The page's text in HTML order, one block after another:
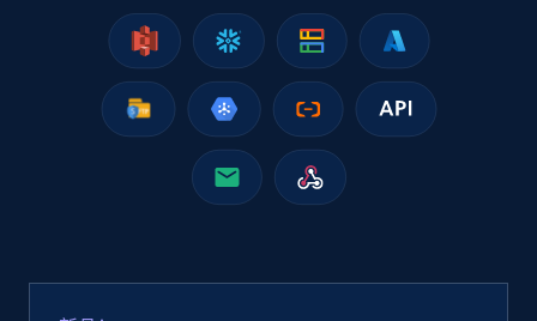
eCommerce
359+